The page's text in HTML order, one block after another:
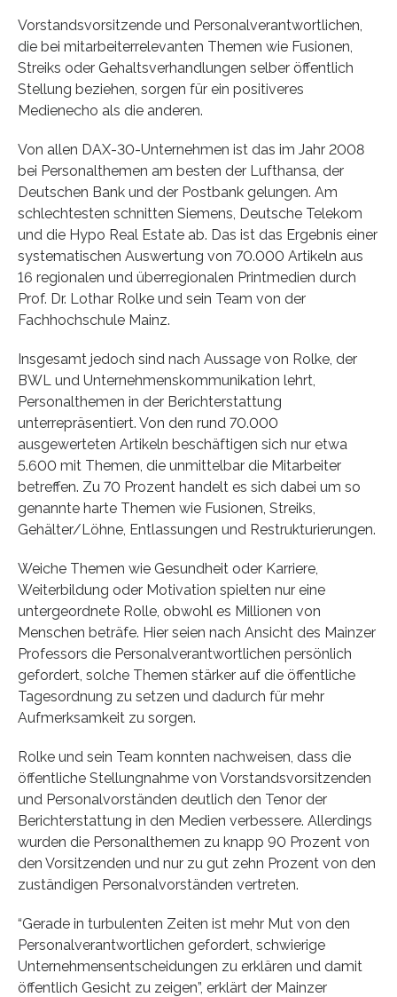
Vorstandsvorsitzende und Personalverantwortlichen,
die bei mitarbeiterrelevanten Themen wie Fusionen,
Streiks oder Gehaltsverhandlungen selber öffentlich
Stellung beziehen, sorgen für ein positiveres
Medienecho als die anderen.
Von allen DAX-30-Unternehmen ist das im Jahr 2008
bei Personalthemen am besten der Lufthansa, der
Deutschen Bank und der Postbank gelungen. Am
schlechtesten schnitten Siemens, Deutsche Telekom
und die Hypo Real Estate ab. Das ist das Ergebnis einer
systematischen Auswertung von 70.000 Artikeln aus
16 regionalen und überregionalen Printmedien durch
Prof. Dr. Lothar Rolke und sein Team von der
Fachhochschule Mainz.
Insgesamt jedoch sind nach Aussage von Rolke, der
BWL und Unternehmenskommunikation lehrt,
Personalthemen in der Berichterstattung
unterrepräsentiert. Von den rund 70.000
ausgewerteten Artikeln beschäftigen sich nur etwa
5.600 mit Themen, die unmittelbar die Mitarbeiter
betreffen. Zu 70 Prozent handelt es sich dabei um so
genannte harte Themen wie Fusionen, Streiks,
Gehälter/Löhne, Entlassungen und Restrukturierungen.
Weiche Themen wie Gesundheit oder Karriere,
Weiterbildung oder Motivation spielten nur eine
untergeordnete Rolle, obwohl es Millionen von
Menschen beträfe. Hier seien nach Ansicht des Mainzer
Professors die Personalverantwortlichen persönlich
gefordert, solche Themen stärker auf die öffentliche
Tagesordnung zu setzen und dadurch für mehr
Aufmerksamkeit zu sorgen.
Rolke und sein Team konnten nachweisen, dass die
öffentliche Stellungnahme von Vorstandsvorsitzenden
und Personalvorständen deutlich den Tenor der
Berichterstattung in den Medien verbessere. Allerdings
wurden die Personalthemen zu knapp 90 Prozent von
den Vorsitzenden und nur zu gut zehn Prozent von den
zuständigen Personalvorständen vertreten.
“Gerade in turbulenten Zeiten ist mehr Mut von den
Personalverantwortlichen gefordert, schwierige
Unternehmensentscheidungen zu erklären und damit
öffentlich Gesicht zu zeigen”, erklärt der Mainzer